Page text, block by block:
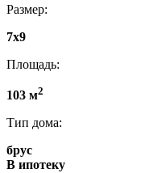
Размер:
7x9
Площадь:
103 м2
Тип дома:
брус
В ипотеку